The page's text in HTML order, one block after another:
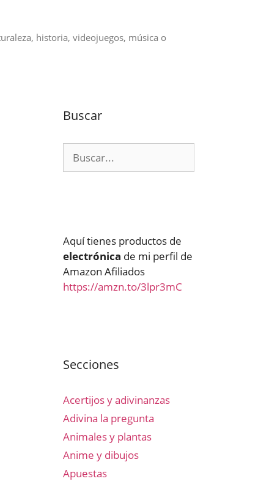
historia, videojuegos, música o
Buscar
Aquí tienes productos de
electrónica de mi perfil de
Amazon Afiliados
https://amzn.to/3lpr3mC
Secciones
Acertijos y adivinanzas
Adivina la pregunta
Animales y plantas
Anime y dibujos
Apuestas